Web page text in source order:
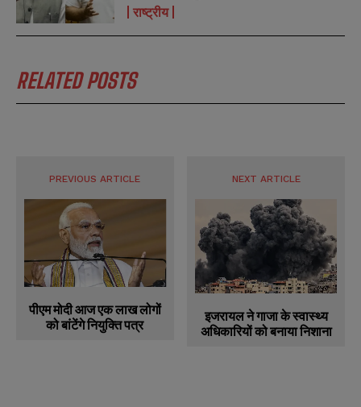
राष्ट्रीय
RELATED POSTS
PREVIOUS ARTICLE
पीएम मोदी आज एक लाख लोगों
को बांटेंगे नियुक्ति पत्र
NEXT ARTICLE
इजरायल ने गाजा के स्वास्थ्य
अधिकारियों को बनाया निशाना